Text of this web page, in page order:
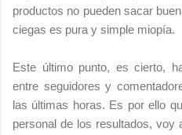
productos no pueden sacar
ciegas es pura y simple miopía.
Este último punto, es cierto,
entre seguidores y
las últimas horas. Es por ello
personal de los resultados, voy